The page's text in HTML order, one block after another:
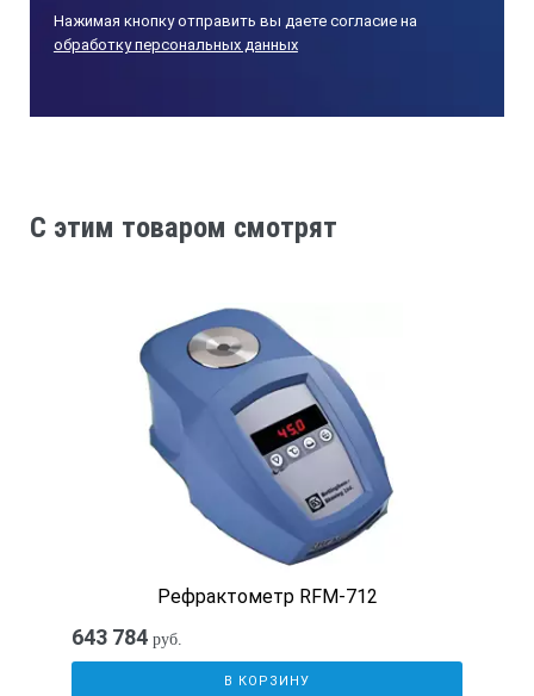
10 до 40°C
Размер образца
Время измерения
Нажимая кнопку отправить вы даете согласие на
обработку персональных данных
C этим товаром смотрят
Рефрактометр RFM-712
643 784 руб.
В КОРЗИНУ